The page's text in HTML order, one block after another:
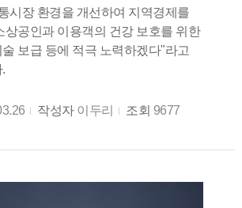
시장 환경을 개선하여 지역경제를
상공인과 이용객의 건강 보호를 위한
보급 등에 적극 노력하겠다"라고
작성자 이두리 조회 9677